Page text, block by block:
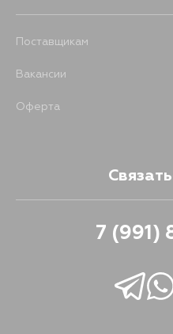
Поставщикам
Вакансии
Оферта
7 (991)